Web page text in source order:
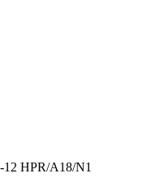
HPR/A18/N1